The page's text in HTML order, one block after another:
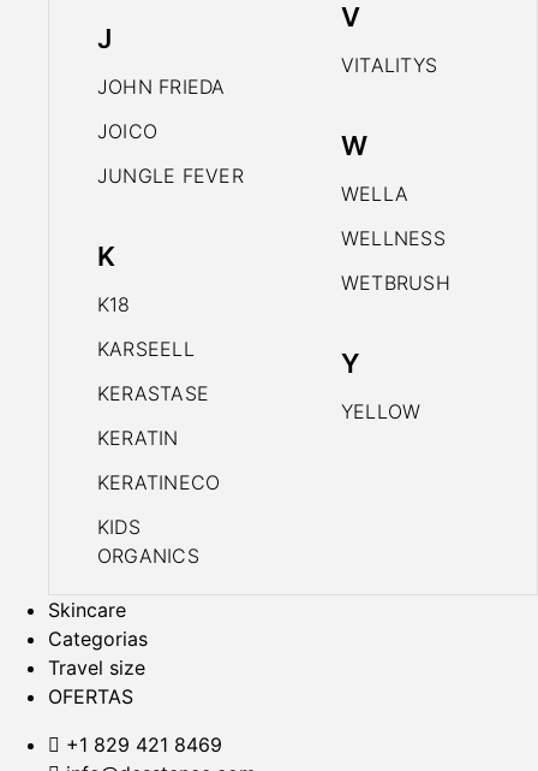
J
JOHN FRIEDA
JOICO
JUNGLE FEVER
K
K18
KARSEELL
KERASTASE
KERATIN
KERATINECO
KIDS
ORGANICS
V
VITALITYS
W
WELLA
WELLNESS
WETBRUSH
Y
YELLOW
Skincare
Categorias
Travel size
OFERTAS
+1 829 421 8469